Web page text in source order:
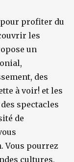
profiter du
les
un
des
à voir! et les
spectacles
de
Vous pourrez
cultures,